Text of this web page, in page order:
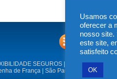
SEGUROS | Rua Irapucara, 269
de França | São Paulo /SP - 03633-050
Tel: (11)2642-9965
Usamos
oferecer a
nosso site.
este site,
satisfeito
OK